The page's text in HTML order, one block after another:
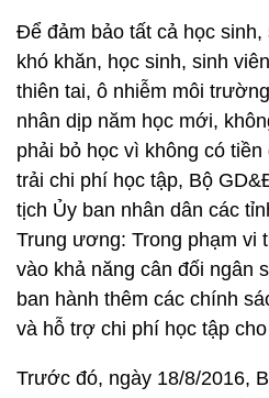
Để đảm bảo tất cả học sinh,
khó khăn, học sinh, sinh
thiên tai, ô nhiễm môi
nhân dịp năm học mới,
phải bỏ học vì không có
trải chi phí học tập, Bộ
tịch Ủy ban nhân dân các
Trung ương: Trong phạm vi
vào khả năng cân đối ngân
ban hành thêm các chính
và hỗ trợ chi phí học tập
Trước đó, ngày 18/8/2016,